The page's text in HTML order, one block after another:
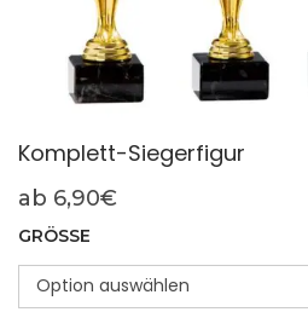
Komplett-Siegerfigur
ab 6,90€
GRÖSSE